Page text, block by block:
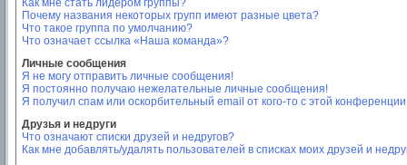
Как мне стать лидером группы?
Почему названия некоторых групп имеют разные цвета?
Что такое группа по умолчанию?
Что означает ссылка «Наша команда»?
Личные сообщения
Я не могу отправить личные сообщения!
Я постоянно получаю нежелательные личные сообщения!
Я получил спам или оскорбительный email от кого-то с этой
Друзья и недруги
Что означают списки друзей и недругов?
Как мне добавлять/удалять пользователей в списках моих друзей и